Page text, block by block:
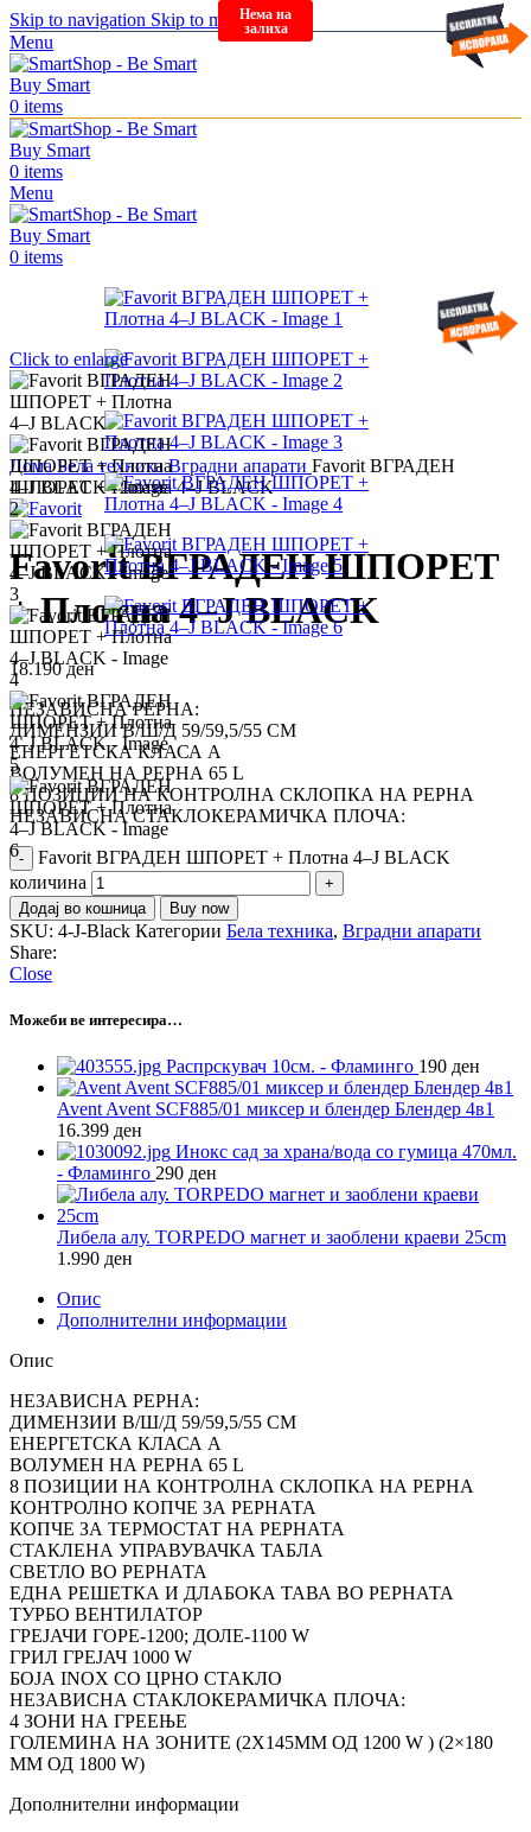
Skip to navigation Skip to main content
Menu
0 items
0 items
Menu
0 items
Click to enlarge
ДомаБела техникаВградни апарати Favorit ВГРАДЕН
ШПОРЕТ + Плотна 4–J BLACK
Favorit ВГРАДЕН ШПОРЕТ
+ Плотна 4–J BLACK
18.190ден
НЕЗАВИСНА РЕРНА:
ДИМЕНЗИИ В/Ш/Д 59/59,5/55 CM
ЕНЕРГЕТСКА КЛАСА A
ВОЛУМЕН НА РЕРНА 65 L
8 ПОЗИЦИИ НА КОНТРОЛНА СКЛОПКА НА РЕРНА
НЕЗАВИСНА СТАКЛОКЕРАМИЧКА ПЛОЧА:
Favorit ВГРАДЕН ШПОРЕТ + Плотна 4–J BLACK
количина
Додај во кошница Buy now
SKU: 4-J-Black Категории Бела техника, Вградни апарати
Share:
Close
Можеби ве интересира…
Распрскувач 10см. - Фламинго 190 ден
Avent Avent SCF885/01 миксер и блендер Блендер 4в1
16.399 ден
Инокс сад за храна/вода со гумица 470мл.
- Фламинго 290 ден
Либела алу. TORPEDO магнет и заоблени краеви 25cm
1.990 ден
Опис
Дополнителни информации
Опис
НЕЗАВИСНА РЕРНА:
ДИМЕНЗИИ В/Ш/Д 59/59,5/55 CM
ЕНЕРГЕТСКА КЛАСА A
ВОЛУМЕН НА РЕРНА 65 L
8 ПОЗИЦИИ НА КОНТРОЛНА СКЛОПКА НА РЕРНА
КОНТРОЛНО КОПЧЕ ЗА РЕРНАТА
КОПЧЕ ЗА ТЕРМОСТАТ НА РЕРНАТА
СТАКЛЕНА УПРАВУВАЧКА ТАБЛА
СВЕТЛО ВО РЕРНАТА
ЕДНА РЕШЕТКА И ДЛАБОКА ТАВА ВО РЕРНАТА
ТУРБО ВЕНТИЛАТОР
ГРЕЈАЧИ ГОРЕ-1200; ДОЛЕ-1100 W
ГРИЛ ГРЕЈАЧ 1000 W
БОЈА INOX СО ЦРНО СТАКЛО
НЕЗАВИСНА СТАКЛОКЕРАМИЧКА ПЛОЧА:
4 ЗОНИ НА ГРЕЕЊЕ
ГОЛЕМИНА НА ЗОНИТЕ (2X145MM ОД 1200 W ) (2×180
MM ОД 1800 W)
Дополнителни информации
Нема на
залиха